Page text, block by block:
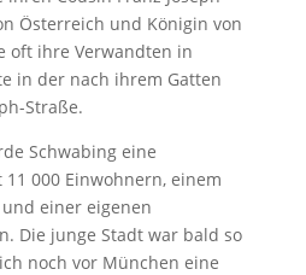
Österreich und Königin von
oft ihre Verwandten in
in der nach ihrem Gatten
Straße.
Schwabing eine
000 Einwohnern, einem
einer eigenen
Die junge Stadt war bald so
noch vor München eine